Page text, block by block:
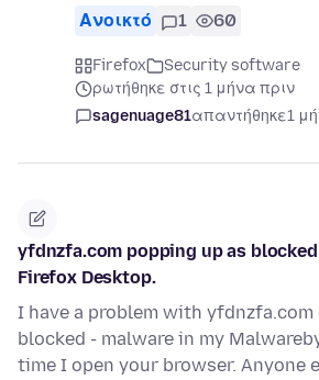
Ανοικτό 1 60
Firefox
Security software
ρωτήθηκε στις 1 μήνα πριν
sagenuage81απαντήθηκε1
yfdnzfa.com popping up as
Firefox Desktop.
I have a problem with yfdnzfa.com
blocked - malware in my
time I open your browser. Anyone